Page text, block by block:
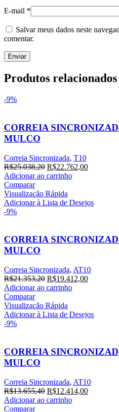
E-mail *
Salvar meus dados neste
comentar.
Produtos relacionados
-9%
CORREIA
MULCO
Correia Sincronizada, T10
R$25.038,20 O
preço
era:
R$25.038,20.
R$22.762,00O
Adicionar ao carrinho
Comparar
Visualização Rápida
Adicionar à Lista de Desejos
-9%
CORREIA
MULCO
Correia Sincronizada, AT10
R$21.353,20 O
preço
era:
R$21.353,20.
R$19.412,00O
Adicionar ao carrinho
Comparar
Visualização Rápida
Adicionar à Lista de Desejos
-9%
CORREIA
MULCO
Correia Sincronizada, AT10
R$13.655,40 O
preço
R$12.414,00O
Adicionar ao carrinho
Comparar